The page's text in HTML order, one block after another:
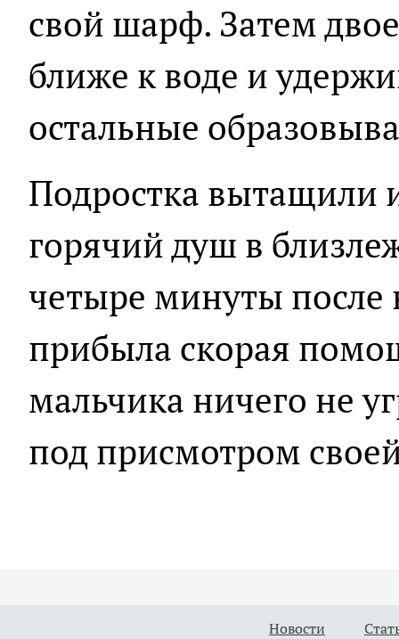
свой шарф. Затем
ближе к воде и
остальные
Подростка вытащили
горячий душ в
четыре минуты после
прибыла скорая
мальчика ничего не
под присмотром
Новости